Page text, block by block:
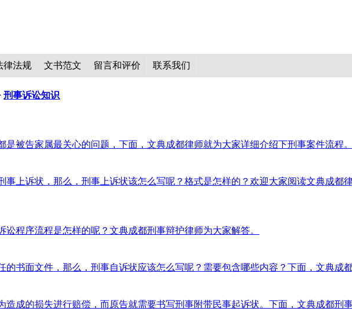
律法规 文书范文 留言和评价 联系我们
刑事诉讼知识
被告家属最关心的问题，下面，文典成都律师就为大家详细介绍下刑事案件流程。
上诉状，那么，刑事上诉状该怎么写呢？格式是怎样的？欢迎大家阅读文典成都
程序流程是怎样的呢？文典成都刑事辩护律师为大家解答。
书面文件，那么，刑事自诉状应该怎么写呢？需要包含哪些内容？下面，文典成
成的损失进行赔偿，而原告就需要书写刑事附带民事起诉状。下面，文典成都刑